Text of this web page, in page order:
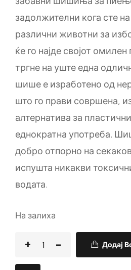
задолжителни кога сте
различни животни за
ќе го најде својот
тргне на уште една
шише е изработено од
што го прави совршена,
алтернатива за
еднократна употреба.
добро отпорно на
испушта никакви
водата.
На залиха
Додај